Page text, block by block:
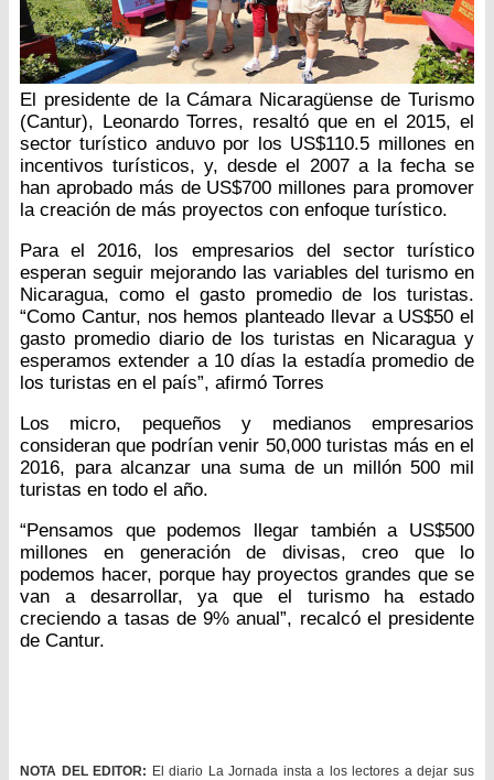
El presidente de la Cámara Nicaragüense de Turismo
(Cantur), Leonardo Torres, resaltó que en el 2015, el
sector turístico anduvo por los US$110.5 millones en
incentivos turísticos, y, desde el 2007 a la fecha se
han aprobado más de US$700 millones para promover
la creación de más proyectos con enfoque turístico.
Para el 2016, los empresarios del sector turístico
esperan seguir mejorando las variables del turismo en
Nicaragua, como el gasto promedio de los turistas.
“Como Cantur, nos hemos planteado llevar a US$50 el
gasto promedio diario de los turistas en Nicaragua y
esperamos extender a 10 días la estadía promedio de
los turistas en el país”, afirmó Torres
Los micro, pequeños y medianos empresarios
consideran que podrían venir 50,000 turistas más en el
2016, para alcanzar una suma de un millón 500 mil
turistas en todo el año.
“Pensamos que podemos llegar también a US$500
millones en generación de divisas, creo que lo
podemos hacer, porque hay proyectos grandes que se
van a desarrollar, ya que el turismo ha estado
creciendo a tasas de 9% anual”, recalcó el presidente
de Cantur.
NOTA DEL EDITOR: El diario La Jornada insta a los lectores a dejar sus